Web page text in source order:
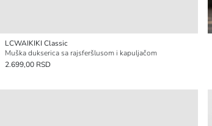
LCWAIKIKI Classic
Muška dukserica sa rajsferšlusom i kapuljačom
2.699,00 RSD